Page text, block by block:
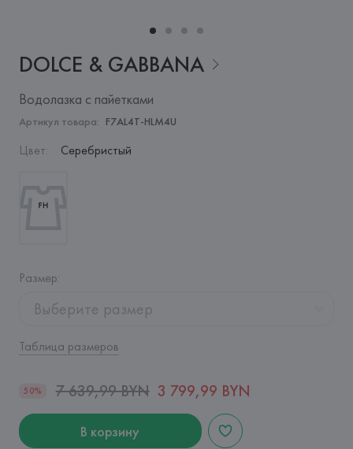
DOLCE & GABBANA
Водолазка с пайетками
Артикул товара: F7AL4T-HLM4U
Цвет: Серебристый
Размер:
Выберите размер
Таблица размеров
50% 7 639,99 BYN 3 799,99 BYN
В корзину